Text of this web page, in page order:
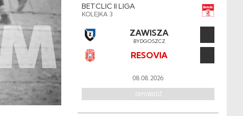
BETCLIC II LIGA
KOLEJKA 3
ZAWISZA
BYDGOSZCZ
RESOVIA
08.08.2026
ZAPOWIEDŹ